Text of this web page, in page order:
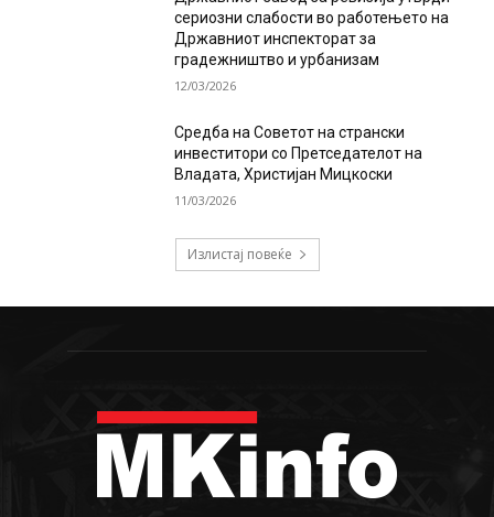
сериозни слабости во работењето на
Државниот инспекторат за
градежништво и урбанизам
12/03/2026
Средба на Советот на странски
инвеститори со Претседателот на
Владата, Христијан Мицкоски
11/03/2026
Излистај повеќе